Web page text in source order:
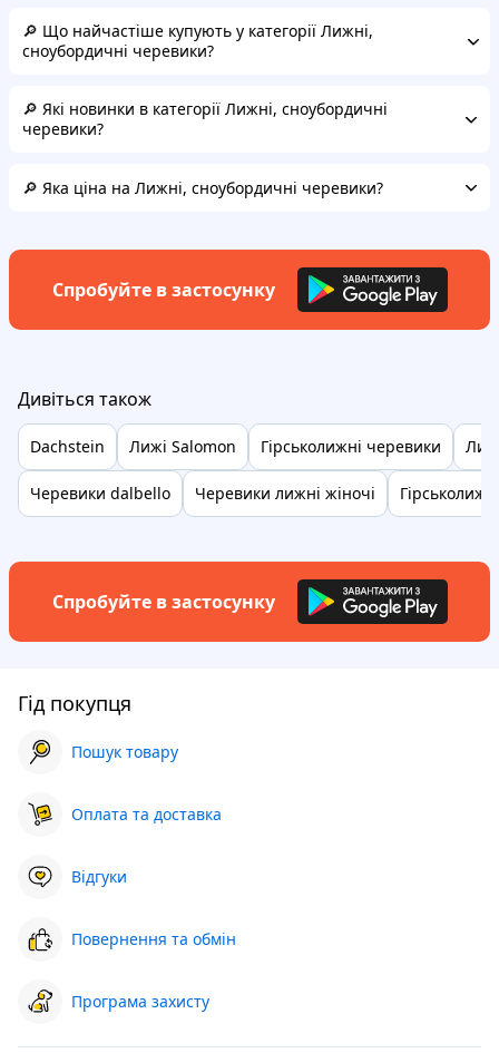
🔎 Що найчастіше купують у категорії Лижні,
сноубордичні черевики?
🔎 Які новинки в категорії Лижні, сноубордичні
черевики?
🔎 Яка ціна на Лижні, сноубордичні черевики?
Спробуйте в застосунку
Дивіться також
Dachstein Лижі Salomon Гірськолижні черевики
Черевики dalbello Черевики лижні жіночі
Спробуйте в застосунку
Гід покупця
Пошук товару
Оплата та доставка
Відгуки
Повернення та обмін
Програма захисту